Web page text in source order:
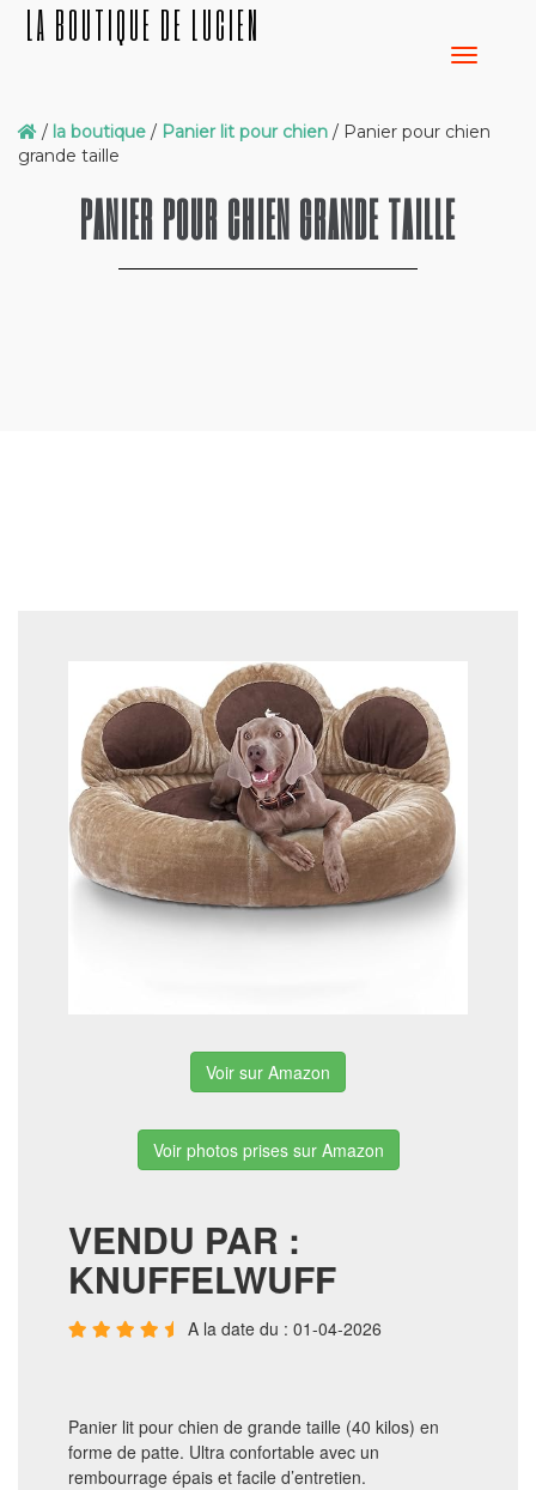
LA BOUTIQUE DE LUCIEN
/ la boutique / Panier lit pour chien / Panier pour chien
grande taille
PANIER POUR CHIEN GRANDE TAILLE
Voir sur Amazon
Voir photos prises sur Amazon
VENDU PAR :
KNUFFELWUFF
A la date du : 01-04-2026
Panier lit pour chien de grande taille (40 kilos) en
forme de patte. Ultra confortable avec un
rembourrage épais et facile d’entretien.